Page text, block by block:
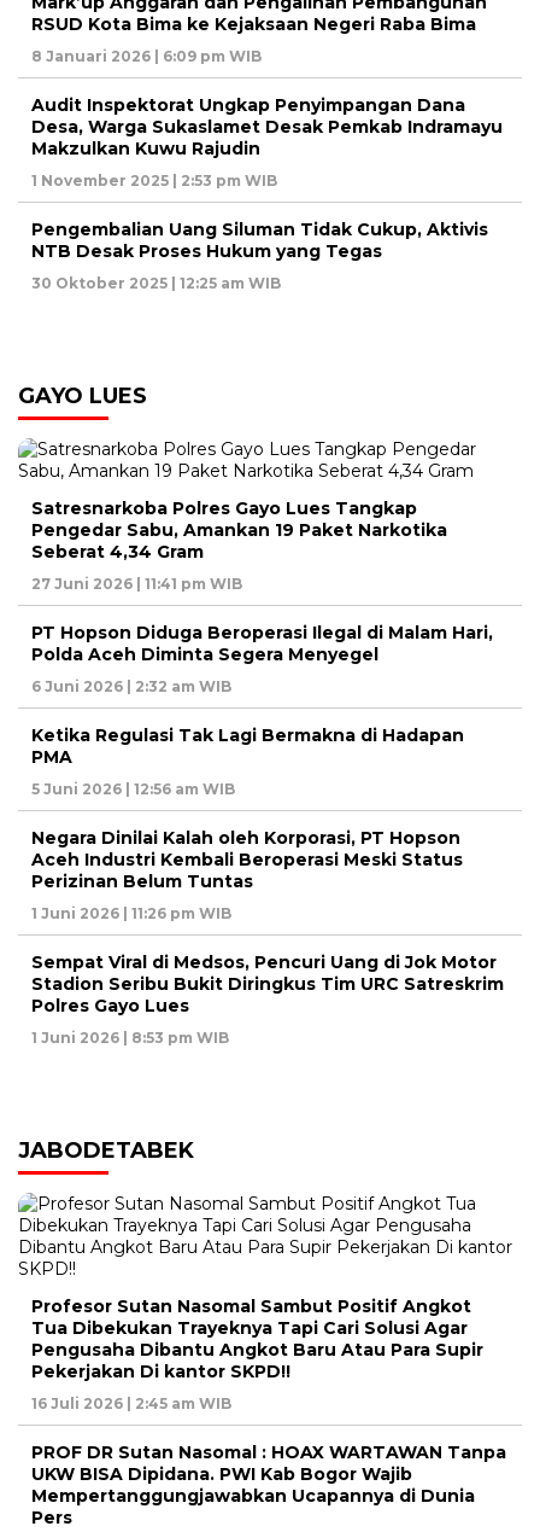
RSUD Kota Bima ke Kejaksaan Negeri Raba Bima
8 Januari 2026 | 6:09 pm WIB
Audit Inspektorat Ungkap Penyimpangan Dana
Desa, Warga Sukaslamet Desak Pemkab Indramayu
Makzulkan Kuwu Rajudin
1 November 2025 | 2:53 pm WIB
Pengembalian Uang Siluman Tidak Cukup, Aktivis
NTB Desak Proses Hukum yang Tegas
30 Oktober 2025 | 12:25 am WIB
GAYO LUES
Satresnarkoba Polres Gayo Lues Tangkap
Pengedar Sabu, Amankan 19 Paket Narkotika
Seberat 4,34 Gram
27 Juni 2026 | 11:41 pm WIB
PT Hopson Diduga Beroperasi Ilegal di Malam Hari,
Polda Aceh Diminta Segera Menyegel
6 Juni 2026 | 2:32 am WIB
Ketika Regulasi Tak Lagi Bermakna di Hadapan
PMA
5 Juni 2026 | 12:56 am WIB
Negara Dinilai Kalah oleh Korporasi, PT Hopson
Aceh Industri Kembali Beroperasi Meski Status
Perizinan Belum Tuntas
1 Juni 2026 | 11:26 pm WIB
Sempat Viral di Medsos, Pencuri Uang di Jok Motor
Stadion Seribu Bukit Diringkus Tim URC Satreskrim
Polres Gayo Lues
1 Juni 2026 | 8:53 pm WIB
JABODETABEK
Profesor Sutan Nasomal Sambut Positif Angkot
Tua Dibekukan Trayeknya Tapi Cari Solusi Agar
Pengusaha Dibantu Angkot Baru Atau Para Supir
Pekerjakan Di kantor SKPD!!
16 Juli 2026 | 2:45 am WIB
PROF DR Sutan Nasomal : HOAX WARTAWAN Tanpa
UKW BISA Dipidana. PWI Kab Bogor Wajib
Mempertanggungjawabkan Ucapannya di Dunia
Pers